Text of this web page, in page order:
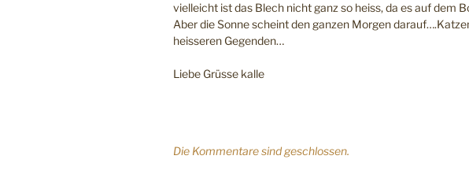
vielleicht ist das Blech nicht ganz so heiss, da es auf dem
Aber die Sonne scheint den ganzen Morgen
heisseren Gegenden…
Liebe Grüsse kalle
Die Kommentare sind geschlossen.